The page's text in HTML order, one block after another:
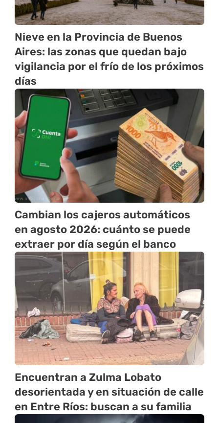
Nieve en la Provincia de Buenos
Aires: las zonas que quedan bajo
vigilancia por el frío de los próximos
días
Cambian los cajeros automáticos
en agosto 2026: cuánto se puede
extraer por día según el banco
Encuentran a Zulma Lobato
desorientada y en situación de calle
en Entre Ríos: buscan a su familia